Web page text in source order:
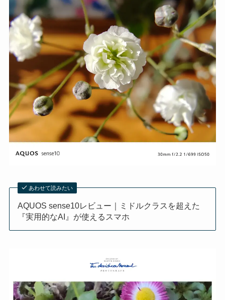
あわせて読みたい
AQUOS sense10レビュー｜ミドルクラスを超えた
『実用的なAI』が使えるスマホ